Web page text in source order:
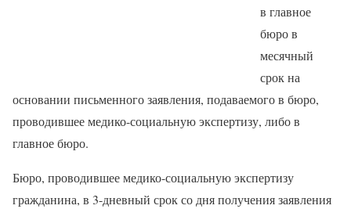
в главное
бюро в
месячный
срок на
основании письменного заявления, подаваемого в бюро,
проводившее медико-социальную экспертизу, либо в
главное бюро.
Бюро, проводившее медико-социальную экспертизу
гражданина, в 3-дневный срок со дня получения заявления